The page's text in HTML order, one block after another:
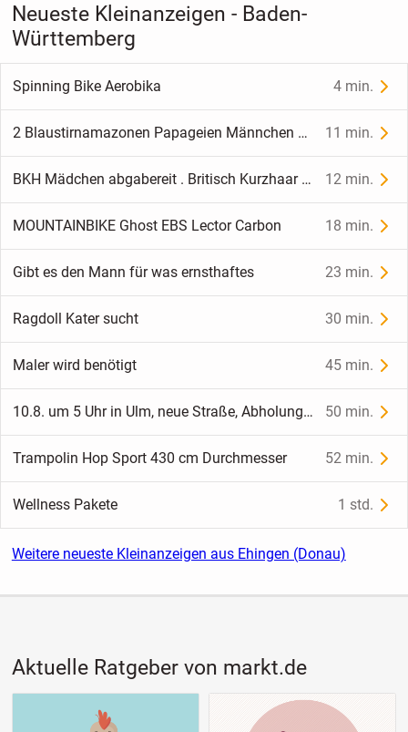
Neueste Kleinanzeigen - Baden-
Württemberg
Spinning Bike Aerobika 4 min.
2 Blaustirnamazonen Papageien Männchen Weibchen 4 Jahre jung gesund freudig verspielt reden inkl. Voliere 11 min.
BKH Mädchen abgabereit . Britisch Kurzhaar Kitte 12 min.
MOUNTAINBIKE Ghost EBS Lector Carbon 18 min.
Gibt es den Mann für was ernsthaftes 23 min.
Ragdoll Kater sucht 30 min.
Maler wird benötigt 45 min.
10.8. um 5 Uhr in Ulm, neue Straße, Abholung unserer Töchter :-) 50 min.
Trampolin Hop Sport 430 cm Durchmesser 52 min.
Wellness Pakete 1 std.
Weitere neueste Kleinanzeigen aus Ehingen (Donau)
Aktuelle Ratgeber von markt.de